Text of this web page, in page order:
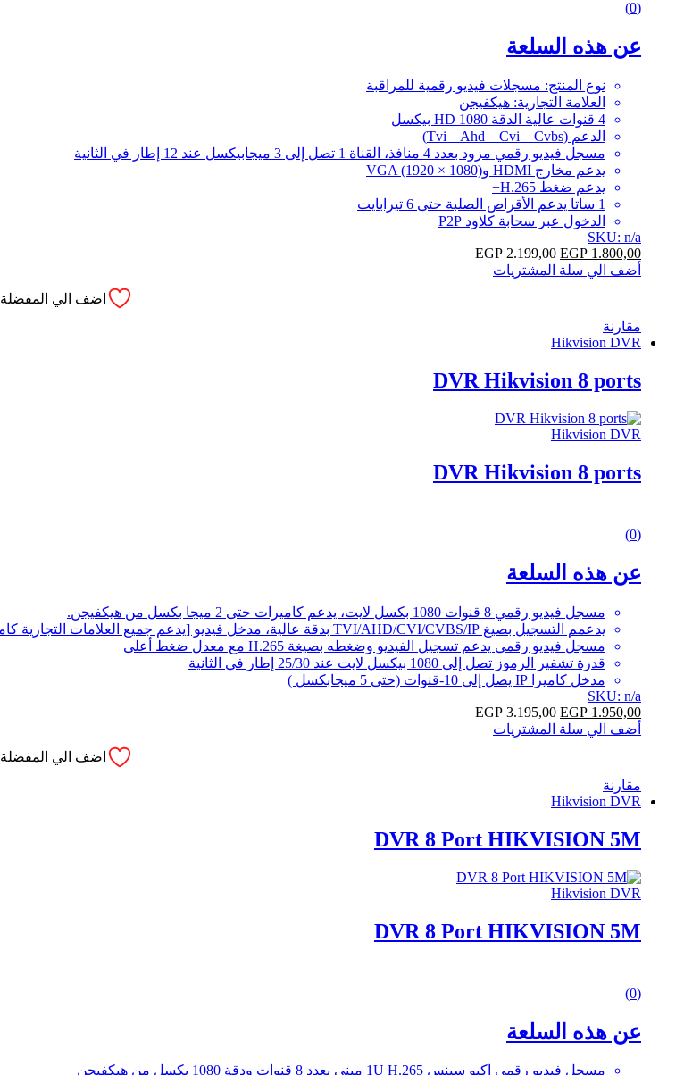
of
5
(0)
عن هذه السلعة
نوع المنتج: مسجلات فيديو رقمية للمراقبة
العلامة التجارية: هيكفيجن
4 قنوات عالية الدقة HD 1080 بيكسل
الدعم (Tvi – Ahd – Cvi – Cvbs)
مسجل فيديو رقمي مزود بعدد 4 منافذ، القناة 1 تصل إلى 3 ميجابيكسل عند 12 إطار في الثانية
يدعم مخارج HDMI وVGA (1920 × 1080)
يدعم ضغط H.265+
1 ساتا يدعم الأقراص الصلبة حتى 6 تيرابايت
الدخول عبر سحابة كلاود P2P
SKU: n/a
EGP 1.800,00
EGP2.199,00
أضف الي سلة المشتريات
اضف الي المفضلة
مقارنة
Hikvision DVR
DVR Hikvision 8 ports
Hikvision DVR
DVR Hikvision 8 ports
of
5
(0)
عن هذه السلعة
مسجل فيديو رقمي 8 قنوات 1080 بكسل لايت، يدعم كاميرات حتى 2 ميجا بكسل من هيكفيجن.
يدعمم التسجيل بصيغ TVI/AHD/CVI/CVBS/IP بدقة عالية، مدخل فيديو [يدعم جميع العلامات التجارية كاميرات حتى 2 ميجابكسل]
مسجل فيديو رقمي يدعم تسجيل الفيديو وضغطه بصيغة H.265 مع معدل ضغط أعلى
قدرة تشفير الرموز تصل إلى 1080 بيكسل لايت عند 25/30 إطار في الثانية
مدخل كاميرا IP يصل إلى 10-قنوات (حتى 5 ميجابكسل )
SKU: n/a
EGP 1.950,00
EGP3.195,00
أضف الي سلة المشتريات
اضف الي المفضلة
مقارنة
Hikvision DVR
DVR 8 Port HIKVISION 5M
Hikvision DVR
DVR 8 Port HIKVISION 5M
of
5
(0)
عن هذه السلعة
مسجل فيديو رقمي اكيو سينس 1U H.265 ميني بعدد 8 قنوات ودقة 1080 بكسل من هيكفيجن